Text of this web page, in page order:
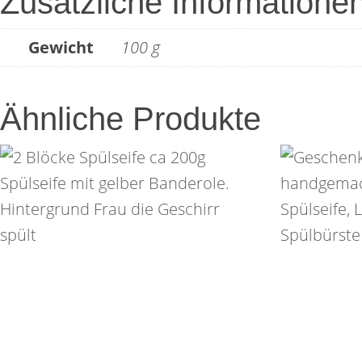
Gewicht 100 g
Ähnliche Produkte